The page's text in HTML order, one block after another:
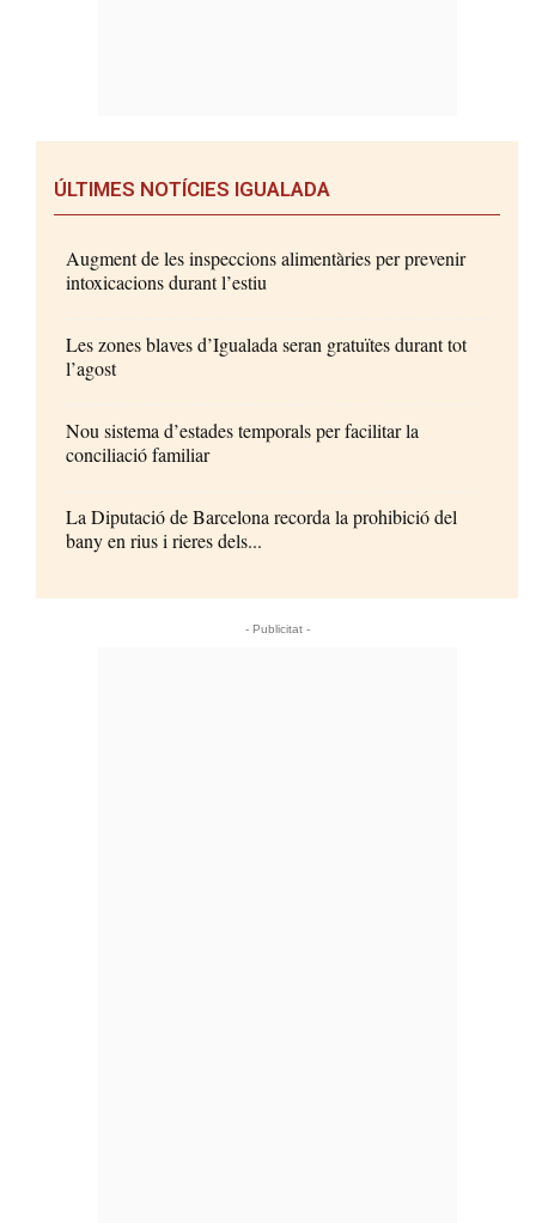
ÚLTIMES NOTÍCIES IGUALADA
Augment de les inspeccions alimentàries per prevenir
intoxicacions durant l’estiu
Les zones blaves d’Igualada seran gratuïtes durant tot
l’agost
Nou sistema d’estades temporals per facilitar la
conciliació familiar
La Diputació de Barcelona recorda la prohibició del
bany en rius i rieres dels...
- Publicitat -